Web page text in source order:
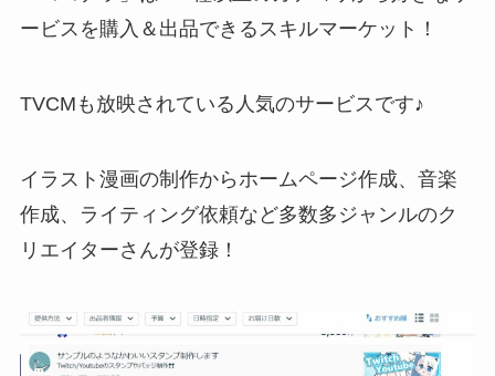
ービスを購入＆出品できるスキルマーケット！
TVCMも放映されている人気のサービス です♪
イラスト漫画の制作からホームページ作成、音楽
作成、ライティング依頼など多数多ジャンルのク
リエイターさんが登録！